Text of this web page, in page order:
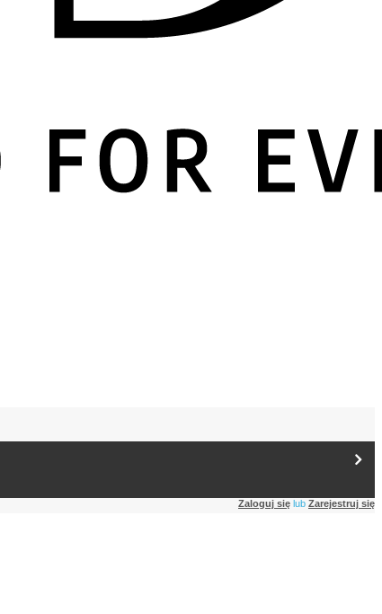
Zaloguj się lub Zarejestruj się